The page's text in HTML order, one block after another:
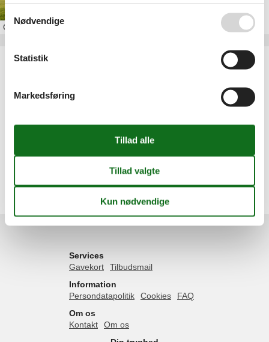
OmLumsås
Artikeltyper
Inspiration
Sjælland
Lumsås
Services
Gavekort
Tilbudsmail
Information
Persondatapolitik
Cookies
FAQ
Om os
Kontakt
Om os
Nødvendige
Statistik
Markedsføring